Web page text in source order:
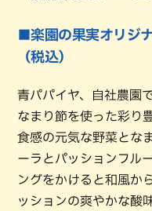
■楽園の果実オリジ
（税込）
青パパイヤ、自社農園
なまり節を使った彩り
食感の元気な野菜とな
ーラとパッションフル
ングをかけると和風か
ッションの爽やかな酸